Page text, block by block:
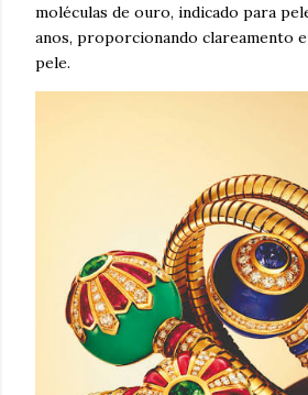
moléculas de ouro, indicado para
anos, proporcionando clareamento
pele.